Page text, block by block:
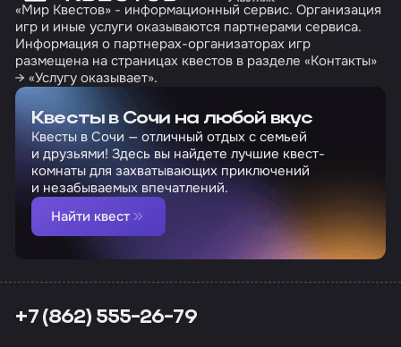
«Мир Квестов» - информационный сервис. Организация
игр и иные услуги оказываются партнерами сервиса.
Информация о партнерах-организаторах игр
размещена на страницах квестов в разделе «Контакты»
→ «Услугу оказывает».
Квесты в Сочи на любой вкус
Квесты в Сочи — отличный отдых с семьей
и друзьями! Здесь вы найдете лучшие квест-
комнаты для захватывающих приключений
и незабываемых впечатлений.
Найти квест
+7 (862) 555-26-79